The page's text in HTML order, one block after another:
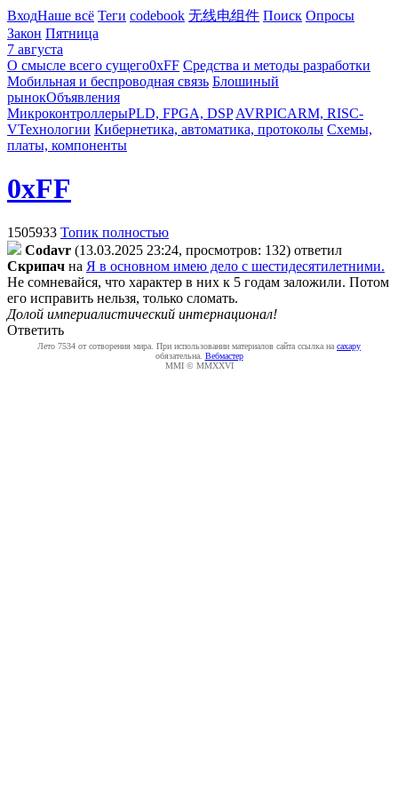
ВходНаше всё Теги codebook 无线电组件 Поиск Опросы
Закон Пятница
7 августа
О смысле всего сущего0xFF Средства и методы разработки
Мобильная и беспроводная связь Блошиный
рынокОбъявления
МикроконтроллерыPLD, FPGA, DSP AVRPICARM, RISC-
VТехнологии Кибернетика, автоматика, протоколы Схемы,
платы, компоненты
0xFF
1505933 Топик полностью
Codavr (13.03.2025 23:24, просмотров: 132) ответил
Cкpипaч на Я в основном имею дело с шестидесятилетними.
Не сомневайся, что характер в них к 5 годам заложили. Потом
его исправить нельзя, только сломать.
Долой империалистический интернационал!
Ответить
Лето 7534 от сотворения мира. При использовании материалов сайта ссылка на caxapу
обязательна. Вебмастер
MMI © MMXXVI